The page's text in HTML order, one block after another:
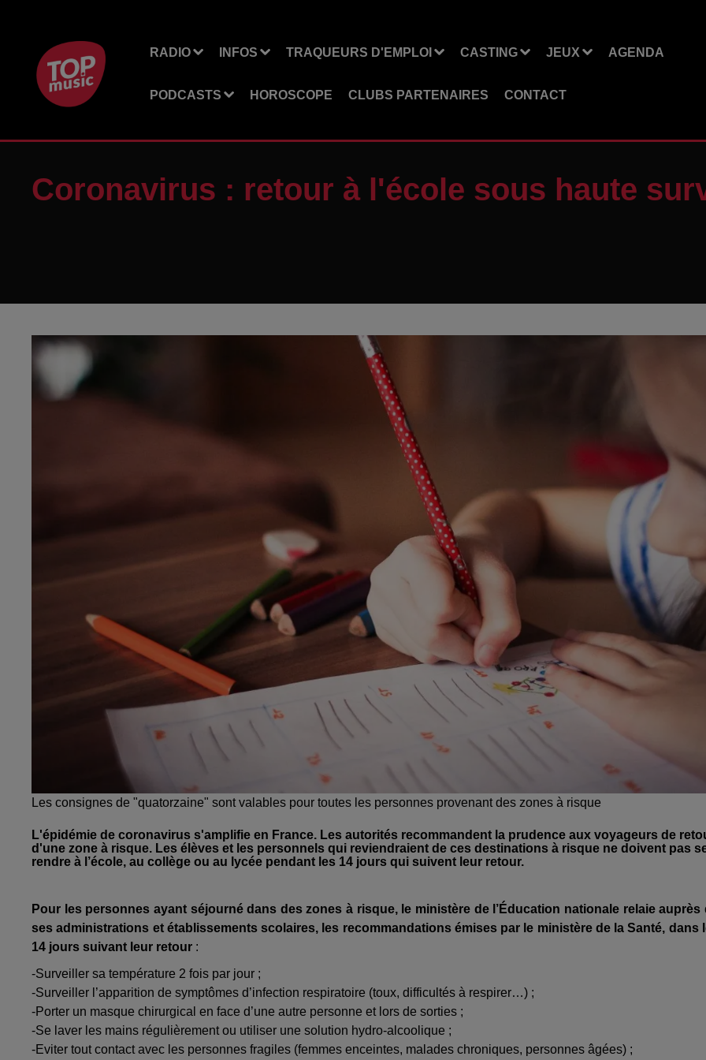
RADIO INFOS TRAQUEURS D'EMPLOI CASTING JEUX AGENDA
PODCASTS HOROSCOPE CLUBS PARTENAIRES CONTACT
Coronavirus : retour à l'école sous haute
Les consignes de "quatorzaine" sont valables pour toutes les personnes provenant des zones à risque
L'épidémie de coronavirus s'amplifie en France. Les autorités recommandent la prudence aux voyageurs de
d'une zone à risque. Les élèves et les personnels qui reviendraient de ces destinations à risque ne doivent pas
rendre à l’école, au collège ou au lycée pendant les 14 jours qui suivent leur retour.
Pour les personnes ayant séjourné dans des zones à risque, le ministère de l’Éducation nationale relaie auprès
ses administrations et établissements scolaires, les recommandations émises par le ministère de la Santé, dans
14 jours suivant leur retour :
-Surveiller sa température 2 fois par jour ;
-Surveiller l’apparition de symptômes d’infection respiratoire (toux, difficultés à respirer…) ;
-Porter un masque chirurgical en face d’une autre personne et lors de sorties ;
-Se laver les mains régulièrement ou utiliser une solution hydro-alcoolique ;
-Eviter tout contact avec les personnes fragiles (femmes enceintes, malades chroniques, personnes âgées) ;